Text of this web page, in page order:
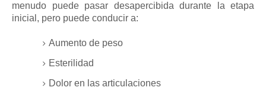
menudo puede pasar desapercibida durante la etapa
inicial, pero puede conducir a:
Aumento de peso
Esterilidad
Dolor en las articulaciones